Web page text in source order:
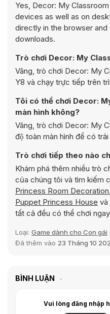
Yes, Decor: My
devices as well as on
directly in the browser
downloads.
Trò chơi Decor: My
Vâng, trò chơi Decor: My
Y8 và chạy trực tiếp trên
Tôi có thể chơi Decor:
màn hình không?
Vâng, trò chơi Decor: My
độ toàn màn hình để có
Trò chơi tiếp theo nào
Khám phá thêm nhiều trò
của chúng tôi và tìm kiếm
Princess Room Decoration,
Puppet Princess House và
tất cả đều có thể chơi
Loại: Game dành cho Con gái
Đã thêm vào 23 Tháng 10
BÌNH LUẬN
Vui lòng đăng nhập